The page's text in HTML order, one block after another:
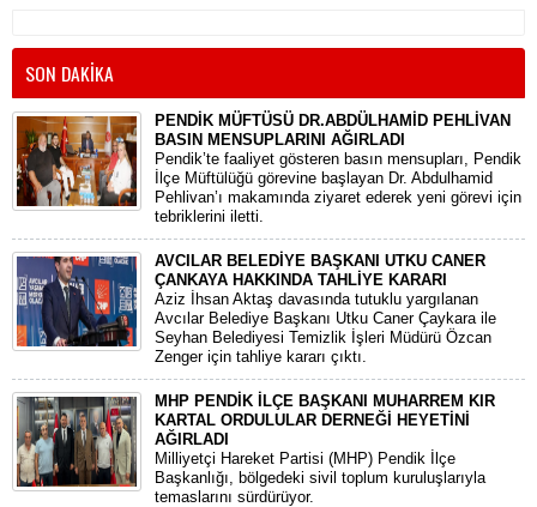
SON DAKİKA
PENDİK MÜFTÜSÜ DR.ABDÜLHAMİD PEHLİVAN
BASIN MENSUPLARINI AĞIRLADI
​Pendik’te faaliyet gösteren basın mensupları, Pendik
İlçe Müftülüğü görevine başlayan Dr. Abdulhamid
Pehlivan’ı makamında ziyaret ederek yeni görevi için
tebriklerini iletti.
AVCILAR BELEDİYE BAŞKANI UTKU CANER
ÇANKAYA HAKKINDA TAHLİYE KARARI
​Aziz İhsan Aktaş davasında tutuklu yargılanan
Avcılar Belediye Başkanı Utku Caner Çaykara ile
Seyhan Belediyesi Temizlik İşleri Müdürü Özcan
Zenger için tahliye kararı çıktı.
MHP PENDİK İLÇE BAŞKANI MUHARREM KIR
KARTAL ORDULULAR DERNEĞİ HEYETİNİ
AĞIRLADI
​Milliyetçi Hareket Partisi (MHP) Pendik İlçe
Başkanlığı, bölgedeki sivil toplum kuruluşlarıyla
temaslarını sürdürüyor.